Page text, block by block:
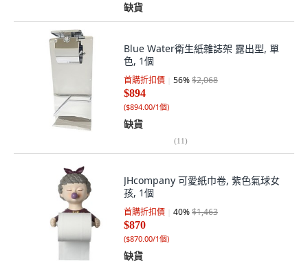
缺貨
Blue Water衛生紙雜誌架 露出型, 單
色, 1個
首購折扣價 56%$2,068
$894
($894.00/1個)
缺貨
(11)
JHcompany 可愛紙巾卷, 紫色氣球女
孩, 1個
首購折扣價 40%$1,463
$870
($870.00/1個)
缺貨